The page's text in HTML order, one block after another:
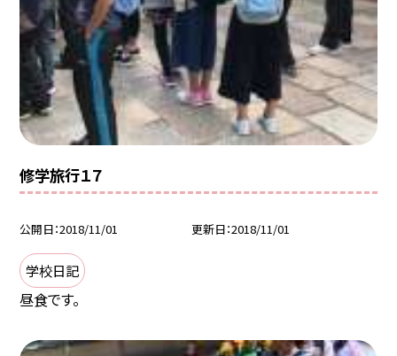
修学旅行１７
公開日 2018/11/01 更新日 2018/11/01
学校日記
昼食です。